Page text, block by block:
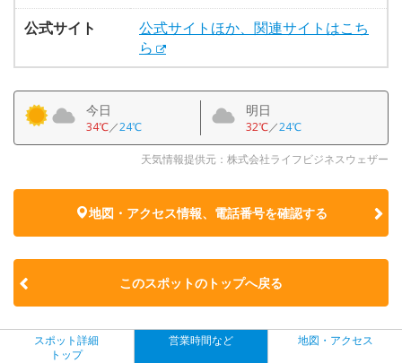
公式サイト
公式サイトほか、関連サイトはこち
ら
今日
34℃／24℃
明日
32℃／24℃
天気情報提供元：株式会社ライフビジネスウェザー
地図・アクセス情報、電話番号を確認する
このスポットのトップへ戻る
スポット詳細
トップ
営業時間など 地図・アクセス